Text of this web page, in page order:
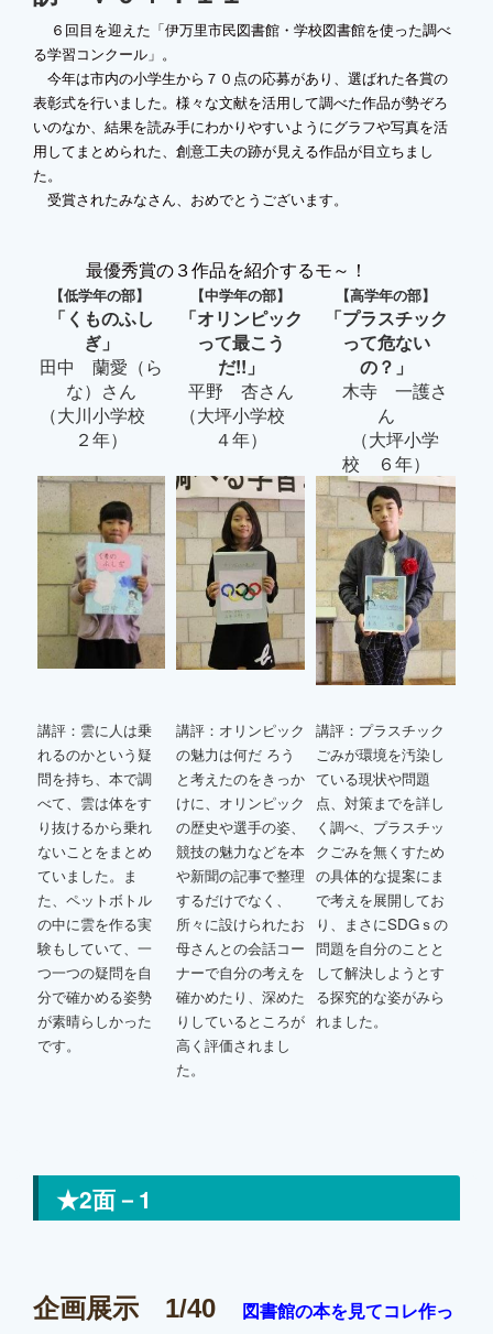
６回目を迎えた「伊万里市民図書館・学校図書館を使った調べ
る学習コンクール」。
今年は市内の小学生から７０点の応募があり、選ばれた各賞の
表彰式を行いました。様々な文献を活用して調べた作品が勢ぞろ
いのなか、結果を読み手にわかりやすいようにグラフや写真を活
用してまとめられた、創意工夫の跡が見える作品が目立ちまし
た。
受賞されたみなさん、おめでとうございます。
最優秀賞の３作品を紹介するモ～！
【低学年の部】
「くものふし
ぎ」
田中 蘭愛（ら
な）さん
（大川小学校
２年）
【中学年の部】
「オリンピック
って最こう
だ!!」
平野 杏さん
（大坪小学校
４年）
【高学年の部】
「プラスチック
って危ない
の？」
木寺 一護さ
ん
（大坪小学
校 ６年）
講評：雲に人は乗
れるのかという疑
問を持ち、本で調
べて、雲は体をす
り抜けるから乗れ
ないことをまとめ
ていました。ま
た、ペットボトル
の中に雲を作る実
験もしていて、一
つ一つの疑問を自
分で確かめる姿勢
が素晴らしかった
です。
講評：オリンピック
の魅力は何だ ろう
と考えたのをきっか
けに、オリンピック
の歴史や選手の姿、
競技の魅力などを本
や新聞の記事で整理
するだけでなく、
所々に設けられたお
母さんとの会話コー
ナーで自分の考えを
確かめたり、深めた
りしているところが
高く評価されまし
た。
講評：プラスチック
ごみが環境を汚染し
ている現状や問題
点、対策までを詳し
く調べ、プラスチッ
クごみを無くすため
の具体的な提案にま
で考えを展開してお
り、まさにSDGｓの
問題を自分のことと
して解決しようとす
る探究的な姿がみら
れました。
★2面－1
企画展示 1/40
図書館の本を見てコレ作っ